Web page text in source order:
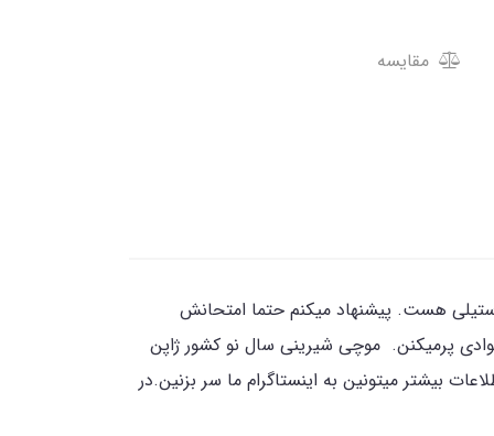
مقایسه
هست. پیشنهاد میکنم حتما امتحانش
پرمیکنن. موچی شیرینی سال نو کشور ژاپن
میتونین به اینستاگرام ما سر بزنین.در